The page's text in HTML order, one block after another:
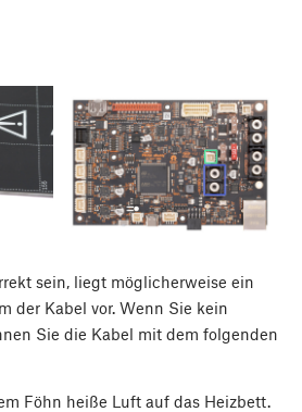
sein, liegt möglicherweise ein
der Kabel vor. Wenn Sie kein
Sie die Kabel mit dem folgenden
Föhn heiße Luft auf das Heizbett.